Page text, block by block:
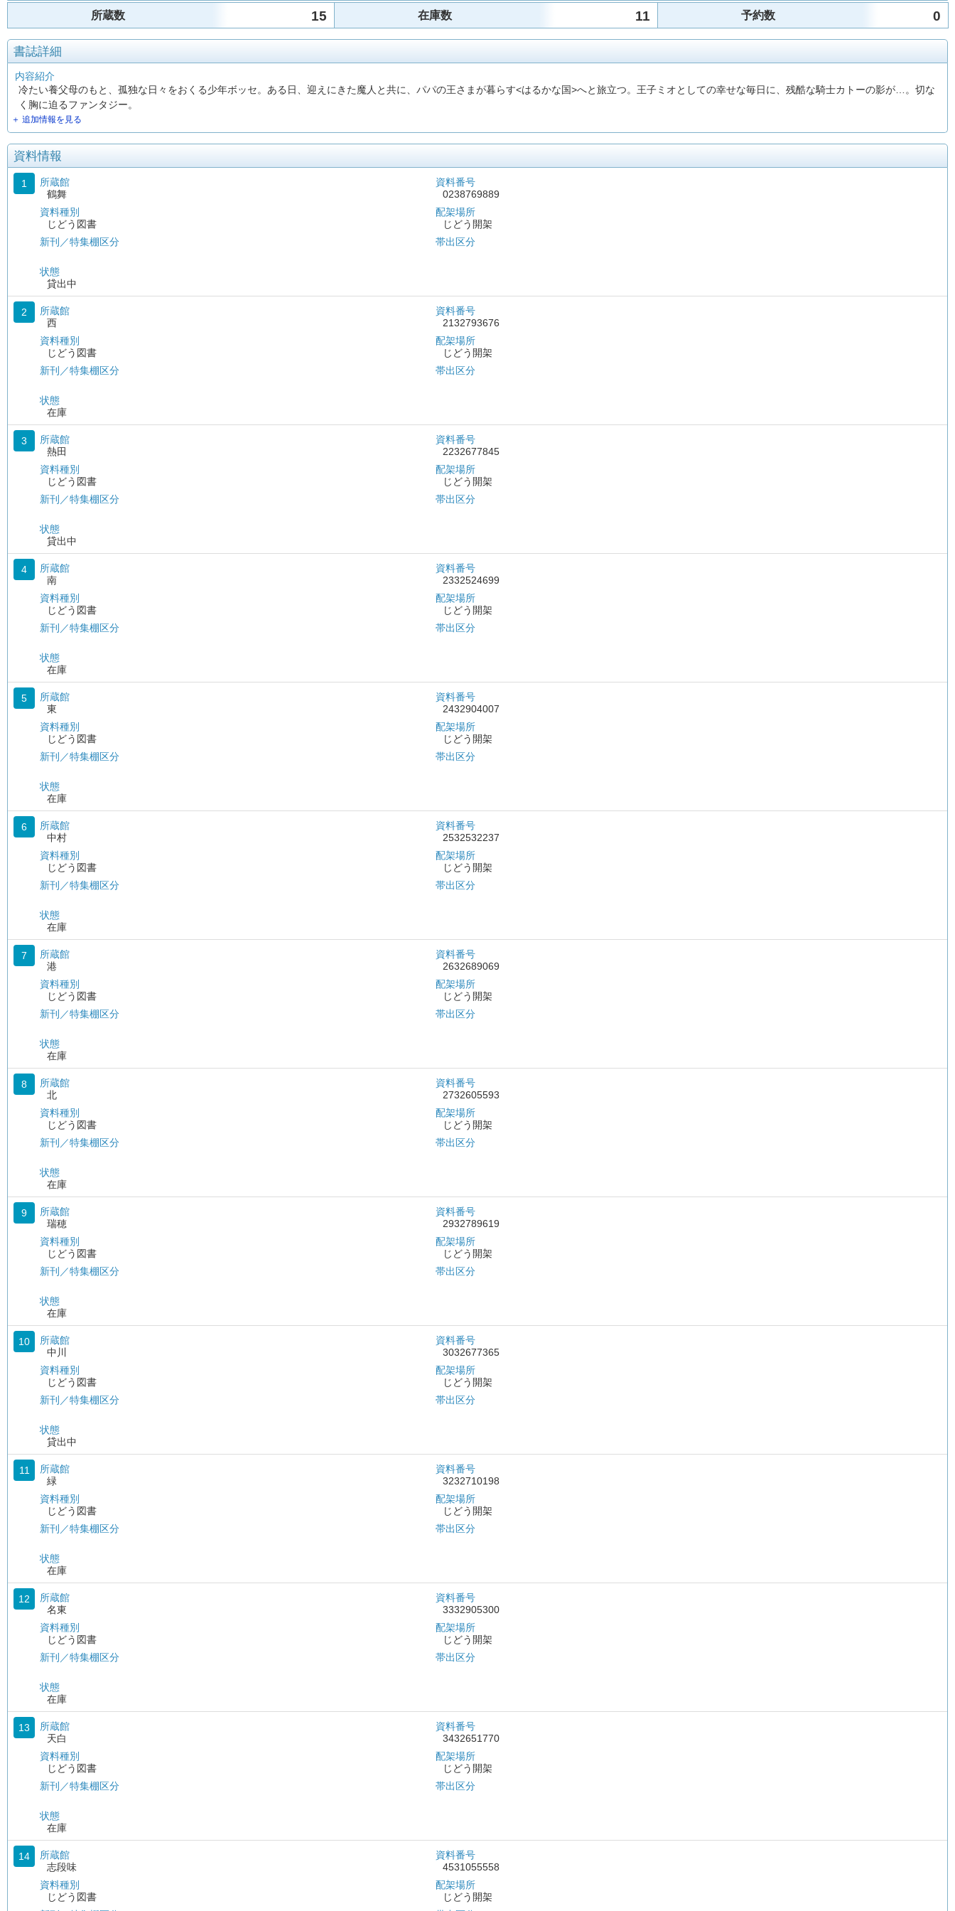
所蔵数 15 在庫数 11 予約数 0
書誌詳細
内容紹介
冷たい養父母のもと、孤独な日々をおくる少年ボッセ。ある日、迎えにきた魔人と共に、パパの王さまが暮らす<はるかな国>へと旅立つ。王子ミオとしての幸せな毎日に、残酷な騎士カトーの影が…。切な
く胸に迫るファンタジー。
＋ 追加情報を見る
資料情報
1
所蔵館
鶴舞
資料種別
じどう図書
新刊／特集棚区分
状態
貸出中
資料番号
0238769889
配架場所
じどう開架
帯出区分
2
所蔵館
西
資料種別
じどう図書
新刊／特集棚区分
状態
在庫
資料番号
2132793676
配架場所
じどう開架
帯出区分
3
所蔵館
熱田
資料種別
じどう図書
新刊／特集棚区分
状態
貸出中
資料番号
2232677845
配架場所
じどう開架
帯出区分
4
所蔵館
南
資料種別
じどう図書
新刊／特集棚区分
状態
在庫
資料番号
2332524699
配架場所
じどう開架
帯出区分
5
所蔵館
東
資料種別
じどう図書
新刊／特集棚区分
状態
在庫
資料番号
2432904007
配架場所
じどう開架
帯出区分
6
所蔵館
中村
資料種別
じどう図書
新刊／特集棚区分
状態
在庫
資料番号
2532532237
配架場所
じどう開架
帯出区分
7
所蔵館
港
資料種別
じどう図書
新刊／特集棚区分
状態
在庫
資料番号
2632689069
配架場所
じどう開架
帯出区分
8
所蔵館
北
資料種別
じどう図書
新刊／特集棚区分
状態
在庫
資料番号
2732605593
配架場所
じどう開架
帯出区分
9
所蔵館
瑞穂
資料種別
じどう図書
新刊／特集棚区分
状態
在庫
資料番号
2932789619
配架場所
じどう開架
帯出区分
10
所蔵館
中川
資料種別
じどう図書
新刊／特集棚区分
状態
貸出中
資料番号
3032677365
配架場所
じどう開架
帯出区分
11
所蔵館
緑
資料種別
じどう図書
新刊／特集棚区分
状態
在庫
資料番号
3232710198
配架場所
じどう開架
帯出区分
12
所蔵館
名東
資料種別
じどう図書
新刊／特集棚区分
状態
在庫
資料番号
3332905300
配架場所
じどう開架
帯出区分
13
所蔵館
天白
資料種別
じどう図書
新刊／特集棚区分
状態
在庫
資料番号
3432651770
配架場所
じどう開架
帯出区分
14
所蔵館
志段味
資料種別
じどう図書
資料番号
4531055558
配架場所
じどう開架